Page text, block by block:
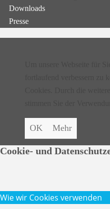
Downloads
Presse
OK Mehr
Cookie- und
Wie wir Cookies verwenden